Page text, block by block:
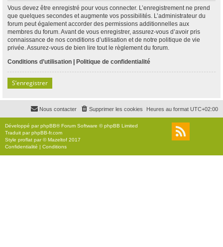
Vous devez être enregistré pour vous connecter. L’enregistrement ne prend
que quelques secondes et augmente vos possibilités. L’administrateur du
forum peut également accorder des permissions additionnelles aux
membres du forum. Avant de vous enregistrer, assurez-vous d’avoir pris
connaissance de nos conditions d’utilisation et de notre politique de vie
privée. Assurez-vous de bien lire tout le règlement du forum.
Conditions d’utilisation | Politique de confidentialité
S’enregistrer
Heures au format UTC+02:00
Supprimer les cookies
Nous contacter
Développé parphpBB® Forum Software © phpBB Limited
Traduit parphpBB-fr.com
Style proflat par ©Mazeltof 2017
Confidentialité | Conditions